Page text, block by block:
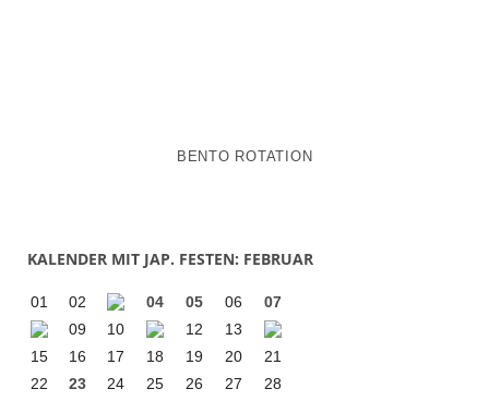
BENTO ROTATION
KALENDER MIT JAP. FESTEN: FEBRUAR
01 02 04 05 06
07
09
10 12
13
15
16 17 18 19 20
21
22
23 24 25 26 27 28